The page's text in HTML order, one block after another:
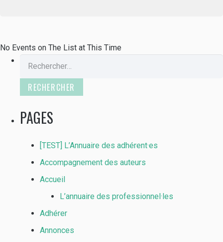
No Events on The List at This Time
PAGES
[TEST] L’Annuaire des adhérent·es
Accompagnement des auteurs
Accueil
L’annuaire des professionnel·les
Adhérer
Annonces